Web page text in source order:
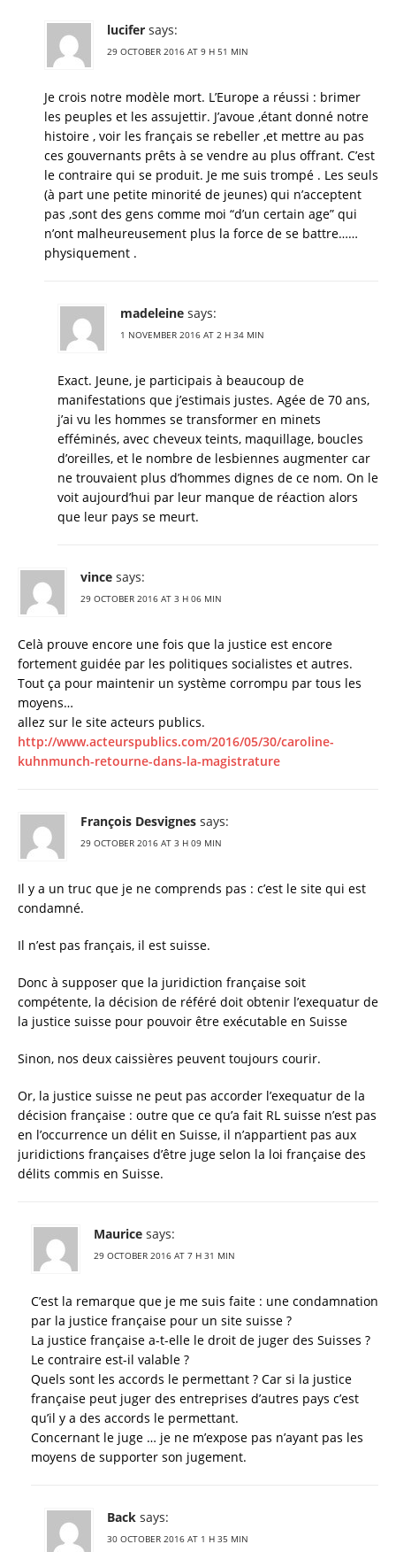
lucifer says:
29 OCTOBER 2016 AT 9 H 51 MIN
Je crois notre modèle mort. L’Europe a réussi : brimer
les peuples et les assujettir. J’avoue ,étant donné notre
histoire , voir les français se rebeller ,et mettre au pas
ces gouvernants prêts à se vendre au plus offrant. C’est
le contraire qui se produit. Je me suis trompé . Les seuls
(à part une petite minorité de jeunes) qui n’acceptent
pas ,sont des gens comme moi “d’un certain age” qui
n’ont malheureusement plus la force de se battre……
physiquement .
madeleine says:
1 NOVEMBER 2016 AT 2 H 34 MIN
Exact. Jeune, je participais à beaucoup de
manifestations que j’estimais justes. Agée de 70 ans,
j’ai vu les hommes se transformer en minets
efféminés, avec cheveux teints, maquillage, boucles
d’oreilles, et le nombre de lesbiennes augmenter car
ne trouvaient plus d’hommes dignes de ce nom. On le
voit aujourd’hui par leur manque de réaction alors
que leur pays se meurt.
vince says:
29 OCTOBER 2016 AT 3 H 06 MIN
Celà prouve encore une fois que la justice est encore
fortement guidée par les politiques socialistes et autres.
Tout ça pour maintenir un système corrompu par tous les
moyens…
allez sur le site acteurs publics.
http://www.acteurspublics.com/2016/05/30/caroline-
kuhnmunch-retourne-dans-la-magistrature
François Desvignes says:
29 OCTOBER 2016 AT 3 H 09 MIN
Il y a un truc que je ne comprends pas : c’est le site qui est
condamné.
Il n’est pas français, il est suisse.
Donc à supposer que la juridiction française soit
compétente, la décision de référé doit obtenir l’exequatur de
la justice suisse pour pouvoir être exécutable en Suisse
Sinon, nos deux caissières peuvent toujours courir.
Or, la justice suisse ne peut pas accorder l’exequatur de la
décision française : outre que ce qu’a fait RL suisse n’est pas
en l’occurrence un délit en Suisse, il n’appartient pas aux
juridictions françaises d’être juge selon la loi française des
délits commis en Suisse.
Maurice says:
29 OCTOBER 2016 AT 7 H 31 MIN
C’est la remarque que je me suis faite : une condamnation
par la justice française pour un site suisse ?
La justice française a-t-elle le droit de juger des Suisses ?
Le contraire est-il valable ?
Quels sont les accords le permettant ? Car si la justice
française peut juger des entreprises d’autres pays c’est
qu’il y a des accords le permettant.
Concernant le juge … je ne m’expose pas n’ayant pas les
moyens de supporter son jugement.
Back says:
30 OCTOBER 2016 AT 1 H 35 MIN